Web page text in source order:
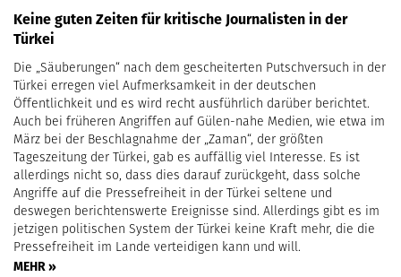
Keine guten Zeiten für kritische Journalisten in der
Türkei
Die „Säuberungen“ nach dem gescheiterten Putschversuch in der
Türkei erregen viel Aufmerksamkeit in der deutschen
Öffentlichkeit und es wird recht ausführlich darüber berichtet.
Auch bei früheren Angriffen auf Gülen-nahe Medien, wie etwa im
März bei der Beschlagnahme der „Zaman“, der größten
Tageszeitung der Türkei, gab es auffällig viel Interesse. Es ist
allerdings nicht so, dass dies darauf zurückgeht, dass solche
Angriffe auf die Pressefreiheit in der Türkei seltene und
deswegen berichtenswerte Ereignisse sind. Allerdings gibt es im
jetzigen politischen System der Türkei keine Kraft mehr, die die
Pressefreiheit im Lande verteidigen kann und will.
MEHR »